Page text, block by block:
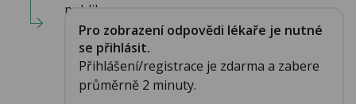
publika...
Pro zobrazení odpovědi lékaře je nutné
se přihlásit.
Přihlášení/registrace je zdarma a zabere
průměrně 2 minuty.